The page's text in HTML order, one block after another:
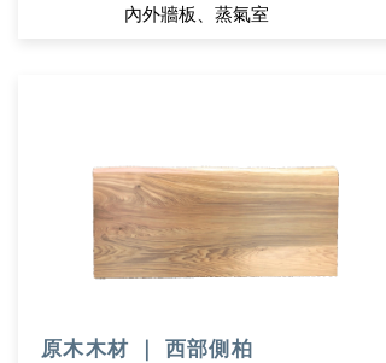
內外牆板、蒸氣室
原木木材 ｜ 西部側柏